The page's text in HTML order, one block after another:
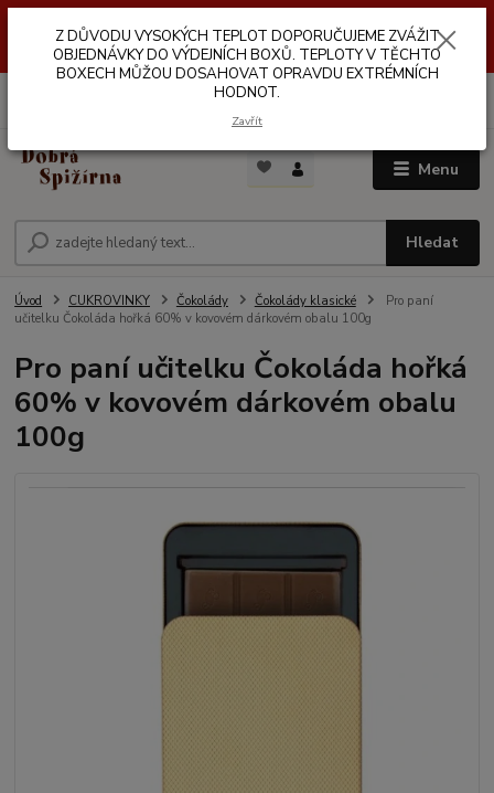
VÝDEJNÍCH BOXŮ. TEPLOTA V TĚCHTO BOXECH MŮŽE DOSAHOVAT
OPRAVDU EXTRÉMNÍCH HODNOT.
Menu
Hledat
Úvod CUKROVINKY Čokolády Čokolády klasické
Pro paní
učitelku Čokoláda hořká 60% v kovovém dárkovém obalu 100g
Pro paní učitelku Čokoláda hořká
60% v kovovém dárkovém obalu
100g
Z DŮVODU VYSOKÝCH TEPLOT DOPORUČUJEME ZVÁŽIT
OBJEDNÁVKY DO VÝDEJNÍCH BOXŮ. TEPLOTY V TĚCHTO
BOXECH MŮŽOU DOSAHOVAT OPRAVDU EXTRÉMNÍCH
HODNOT.
Zavřít